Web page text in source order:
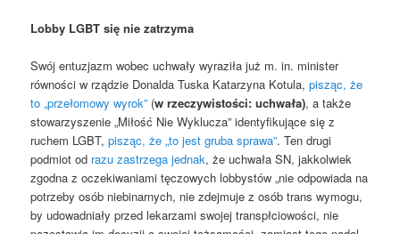
Lobby LGBT się nie zatrzyma
Swój entuzjazm wobec uchwały wyraziła już m. in. minister
równości w rządzie Donalda Tuska Katarzyna Kotula,pisząc, że
to „przełomowy wyrok” (w rzeczywistości: uchwała), a także
stowarzyszenie „Miłość Nie Wyklucza” identyfikujące się z
ruchem LGBT,pisząc, że „to jest gruba sprawa”. Ten drugi
podmiot od razu zastrzega jednak, że uchwała SN, jakkolwiek
zgodna z oczekiwaniami tęczowych lobbystów „nie odpowiada na
potrzeby osób niebinarnych, nie zdejmuje z osób trans wymogu,
by udowadniały przed lekarzami swojej transpłciowości, nie